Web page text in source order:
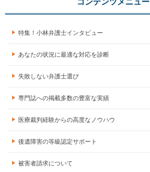
コンテンツメニュー
特集！小林弁護士インタビュー
あなたの状況に最適な対応を診断
失敗しない弁護士選び
専門誌への掲載多数の豊富な実績
医療裁判経験からの高度なノウハウ
後遺障害の等級認定サポート
被害者請求について